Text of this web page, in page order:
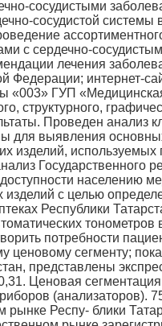
сосудистыми
сосудистой
с сердечно-
лечения
Федерации; интернет-
«003» ГУП
структурного,
Проведен анализ
для выявления
изделий,
Государственного
населению
изделий с целью
Республики
потребности
ценовому сегменту;
представлены
Ценовая
(анализаторов).
рынке Респу- блики